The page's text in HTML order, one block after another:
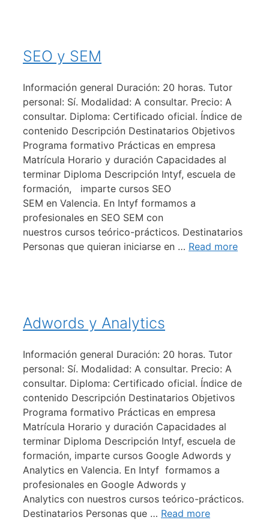
SEO y SEM
Información general Duración: 20 horas. Tutor
personal: Sí. Modalidad: A consultar. Precio: A
consultar. Diploma: Certificado oficial. Índice de
contenido Descripción Destinatarios Objetivos
Programa formativo Prácticas en empresa
Matrícula Horario y duración Capacidades al
terminar Diploma Descripción Intyf, escuela de
formación, imparte cursos SEO
SEM en Valencia. En Intyf formamos a
profesionales en SEO SEM con
nuestros cursos teórico-prácticos. Destinatarios
Personas que quieran iniciarse en … Read more
Adwords y Analytics
Información general Duración: 20 horas. Tutor
personal: Sí. Modalidad: A consultar. Precio: A
consultar. Diploma: Certificado oficial. Índice de
contenido Descripción Destinatarios Objetivos
Programa formativo Prácticas en empresa
Matrícula Horario y duración Capacidades al
terminar Diploma Descripción Intyf, escuela de
formación, imparte cursos Google Adwords y
Analytics en Valencia. En Intyf formamos a
profesionales en Google Adwords y
Analytics con nuestros cursos teórico-prácticos.
Destinatarios Personas que … Read more